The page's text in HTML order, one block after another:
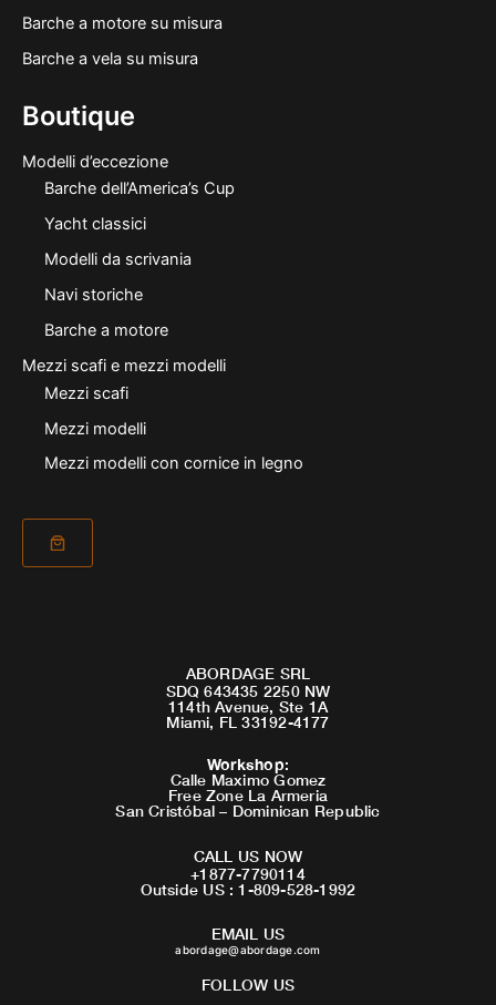
Barche a motore su misura
Barche a vela su misura
Boutique
Modelli d’eccezione
Barche dell’America’s Cup
Yacht classici
Modelli da scrivania
Navi storiche
Barche a motore
Mezzi scafi e mezzi modelli
Mezzi scafi
Mezzi modelli
Mezzi modelli con cornice in legno
ABORDAGE SRL
SDQ 643435 2250 NW
114th Avenue, Ste 1A
Miami, FL 33192-4177
Workshop:
Calle Maximo Gomez
Free Zone La Armeria
San Cristóbal – Dominican Republic
CALL US NOW
+1877-7790114
Outside US : 1-809-528-1992
EMAIL US
abordage@abordage.com
FOLLOW US